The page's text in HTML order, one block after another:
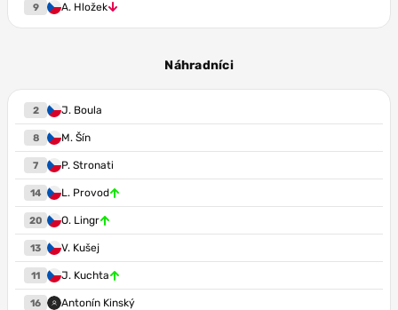
9 A. Hložek
Náhradníci
2 J. Boula
8 M. Šín
7 P. Stronati
14 L. Provod
20 O. Lingr
13 V. Kušej
11 J. Kuchta
16 Antonín Kinský